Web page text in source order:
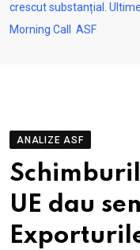
crescut substanțial.
Morning Call ASF
ANALIZE ASF
UE dau